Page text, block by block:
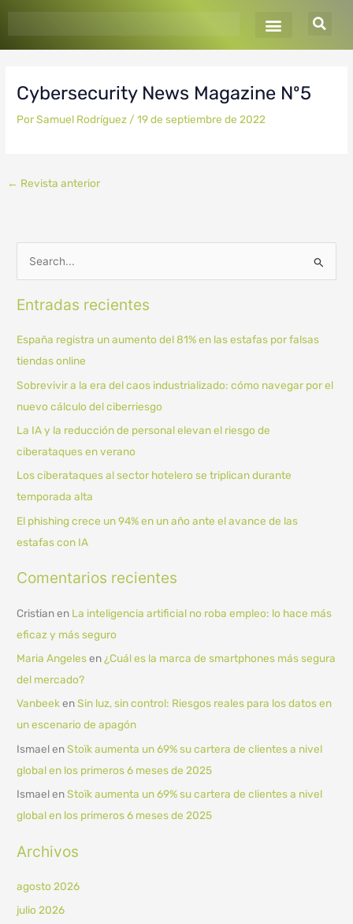
Cybersecurity News Magazine Nº5
PorSamuel Rodríguez /19 de septiembre de 2022
← Revista anterior
s
p
o
r
:
Entradas recientes
España registra un aumento del 81% en las estafas por falsas
tiendas online
Sobrevivir a la era del caos industrializado: cómo navegar por el
nuevo cálculo del ciberriesgo
La IA y la reducción de personal elevan el riesgo de
ciberataques en verano
Los ciberataques al sector hotelero se triplican durante
temporada alta
El phishing crece un 94% en un año ante el avance de las
estafas con IA
Comentarios recientes
Cristianen La inteligencia artificial no roba empleo: lo hace más
eficaz y más seguro
Maria Angelesen ¿Cuál es la marca de smartphones más segura
del mercado?
VanbeekenSin luz, sin control: Riesgos reales para los datos en
un escenario de apagón
IsmaelenStoïk aumenta un 69% su cartera de clientes a nivel
global en los primeros 6 meses de 2025
IsmaelenStoïk aumenta un 69% su cartera de clientes a nivel
global en los primeros 6 meses de 2025
Archivos
agosto 2026
julio 2026